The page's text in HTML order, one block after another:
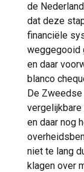
de
dat deze
financiële
weggegooid
en daar
blanco
De
en daar nog
niet te lang
klagen over